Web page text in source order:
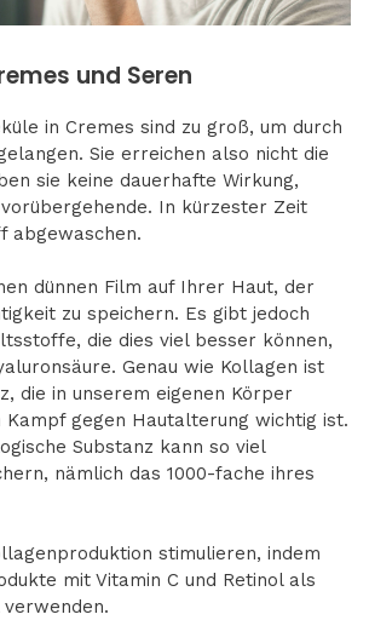
und Seren
in Cremes sind zu groß, um durch
Sie erreichen also nicht die
sie keine dauerhafte Wirkung,
In kürzester Zeit
abgewaschen.
dünnen Film auf Ihrer Haut, der
zu speichern. Es gibt jedoch
die dies viel besser können,
Genau wie Kollagen ist
die in unserem eigenen Körper
gegen Hautalterung wichtig ist.
Substanz kann so viel
nämlich das 1000-fache ihres
stimulieren, indem
mit Vitamin C und Retinol als